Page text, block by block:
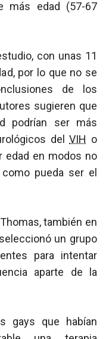
más edad (57-67
con unas 11
por lo que no se
de los
sugieren que
podrían ser más
delVIH o
edad en modos no
pueda ser el
también en
un grupo
para intentar
aparte de la
gays que habían